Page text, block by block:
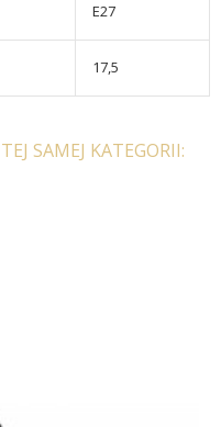
E27
17,5
SAMEJ KATEGORII: